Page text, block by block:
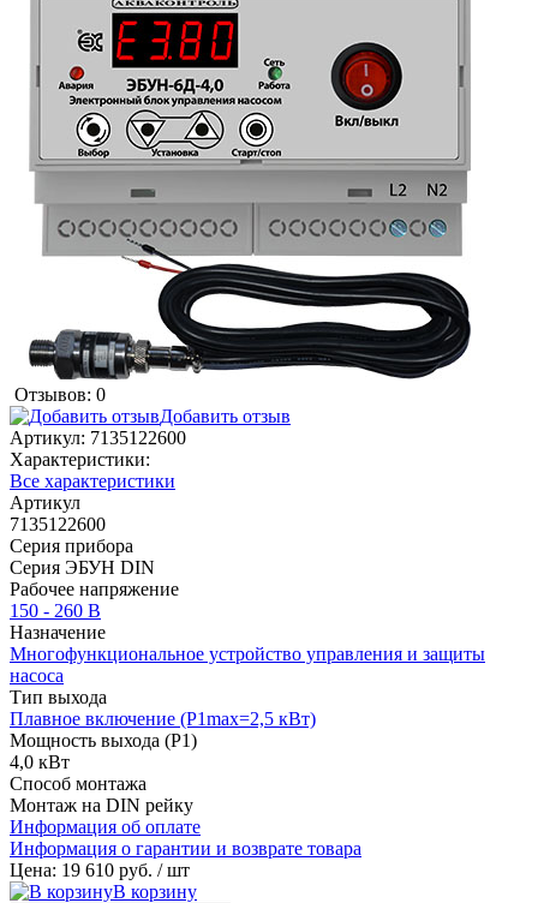
Отзывов: 0
Добавить отзыв
Артикул: 7135122600
Характеристики:
Все характеристики
Артикул
7135122600
Серия прибора
Серия ЭБУН DIN
Рабочее напряжение
150 - 260 В
Назначение
Многофункциональное устройство управления и защиты
насоса
Тип выхода
Плавное включение (P1max=2,5 кВт)
Мощность выхода (P1)
4,0 кВт
Способ монтажа
Монтаж на DIN рейку
Информация об оплате
Информация о гарантии и возврате товара
Цена: 19 610 руб. / шт
В корзину